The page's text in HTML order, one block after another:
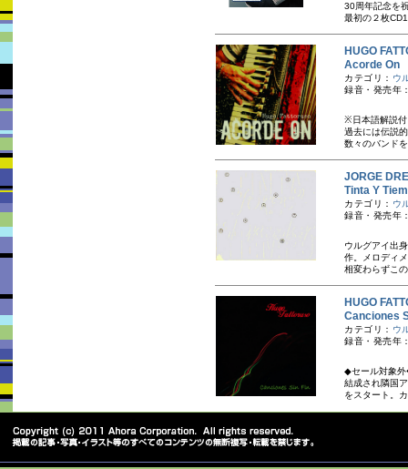
30周年記念を
最初の２枚
HUGO
Acorde On
カテゴリ： ウ
録音・発売年
※日本語解説付
過去には伝説
数々のバンド
JORGE
Tinta Y
カテゴリ： ウ
録音・発売年
ウルグアイ出
作。メロディ
相変わらずこ
HUGO
Canciones
カテゴリ： ウ
録音・発売年
◆セール対象外
結成され隣国
をスタート。